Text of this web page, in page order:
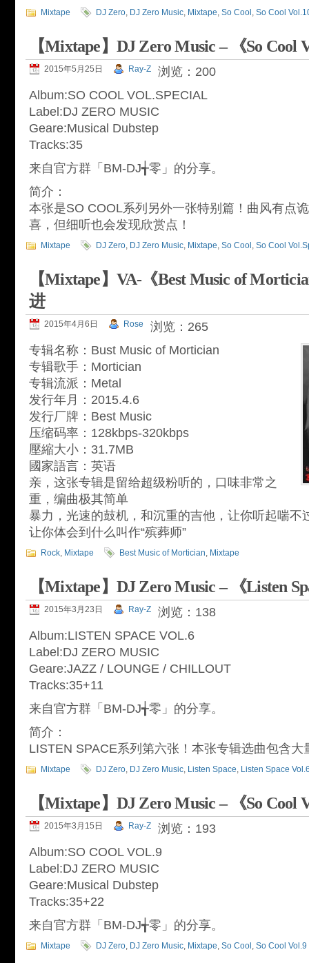
Mixtape DJ Zero, DJ Zero Music, Mixtape, So Cool , So Cool
【Mixtape】DJ Zero Music – 《So Cool
2015年5月25日 Ray-Z
浏览：200
Album:SO COOL VOL.SPECIAL
Label:DJ ZERO MUSIC
Geare:Musical Dubstep
Tracks:35
来自官方群「BM-DJ╅零」的分享。
简介：
本张是SO COOL系列另外一张特别篇！曲风有点
喜，但细听也会发现欣赏点！
Mixtape DJ Zero, DJ Zero Music, Mixtape, So Cool , So Cool
【Mixtape】VA-《Best Music of
进
2015年4月6日 Rose
浏览：265
专辑名称：Bust Music of Mortician
专辑歌手：Mortician
专辑流派：Metal
发行年月：2015.4.6
发行厂牌：Best Music
压缩码率：128kbps-320kbps
壓縮大小：31.7MB
國家語言：英语
亲，这张专辑是留给超级粉听的，口味非常之
重，编曲极其简单
暴力，光速的鼓机，和沉重的吉他，让你听起喘不
让你体会到什么叫作“殡葬师”
Rock, Mixtape Best Music of Mortician, Mixtape
【Mixtape】DJ Zero Music – 《Listen
2015年3月23日 Ray-Z
浏览：138
Album:LISTEN SPACE VOL.6
Label:DJ ZERO MUSIC
Geare:JAZZ / LOUNGE / CHILLOUT
Tracks:35+11
来自官方群「BM-DJ╅零」的分享。
简介：
LISTEN SPACE系列第六张！本张专辑选曲包含大
Mixtape DJ Zero, DJ Zero Music, Listen Space, Listen Space
【Mixtape】DJ Zero Music – 《So Cool
2015年3月15日 Ray-Z
浏览：193
Album:SO COOL VOL.9
Label:DJ ZERO MUSIC
Geare:Musical Dubstep
Tracks:35+22
来自官方群「BM-DJ╅零」的分享。
Mixtape DJ Zero, DJ Zero Music, Mixtape, So Cool , So Cool Vol.9